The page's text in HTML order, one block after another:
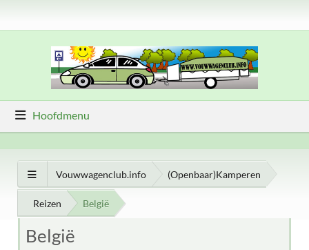
Hoofdmenu
Vouwwagenclub.info (Openbaar)Kamperen
Reizen België
België